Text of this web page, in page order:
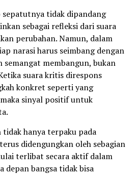
sepatutnya tidak dipandang
sebagai refleksi dari suara
perubahan. Namun, dalam
narasi harus seimbang dengan
semangat membangun, bukan
suara kritis direspons
konkret seperti yang
sinyal positif untuk
hanya terpaku pada
didengungkan oleh sebagian
terlibat secara aktif dalam
depan bangsa tidak bisa